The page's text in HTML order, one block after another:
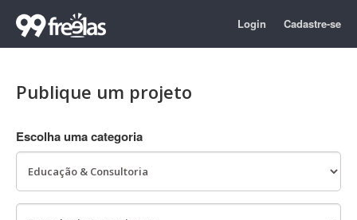
Login Cadastre-se
Publique um projeto
Escolha uma categoria